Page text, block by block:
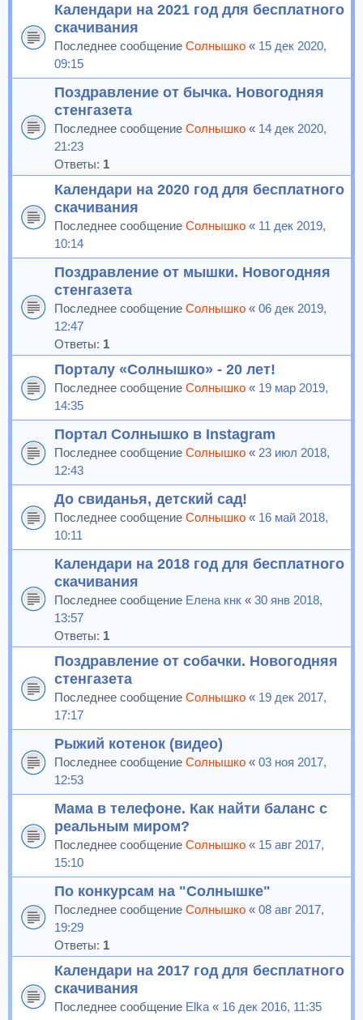
Календари на 2021 год для бесплатного
скачивания
Последнее сообщение Солнышко « 15 дек 2020,
09:15
Поздравление от бычка. Новогодняя
стенгазета
Последнее сообщение Солнышко « 14 дек 2020,
21:23
Ответы: 1
Календари на 2020 год для бесплатного
скачивания
Последнее сообщение Солнышко « 11 дек 2019,
10:14
Поздравление от мышки. Новогодняя
стенгазета
Последнее сообщение Солнышко « 06 дек 2019,
12:47
Ответы: 1
Порталу «Солнышко» - 20 лет!
Последнее сообщение Солнышко « 19 мар 2019,
14:35
Портал Солнышко в Instagram
Последнее сообщение Солнышко « 23 июл 2018,
12:43
До свиданья, детский сад!
Последнее сообщение Солнышко « 16 май 2018,
10:11
Календари на 2018 год для бесплатного
скачивания
Последнее сообщение Елена кнк « 30 янв 2018,
13:57
Ответы: 1
Поздравление от собачки. Новогодняя
стенгазета
Последнее сообщение Солнышко « 19 дек 2017,
17:17
Рыжий котенок (видео)
Последнее сообщение Солнышко « 03 ноя 2017,
12:53
Мама в телефоне. Как найти баланс с
реальным миром?
Последнее сообщение Солнышко « 15 авг 2017,
15:10
По конкурсам на "Солнышке"
Последнее сообщение Солнышко « 08 авг 2017,
19:29
Ответы: 1
Календари на 2017 год для бесплатного
скачивания
Последнее сообщение Elka « 16 дек 2016, 11:35